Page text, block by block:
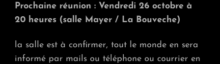
Prochaine réunion : Vendredi 26 octobre à
20 heures (salle Mayer / La Bouveche)
la salle est à confirmer, tout le monde en sera
informé par mails ou téléphone ou courrier en